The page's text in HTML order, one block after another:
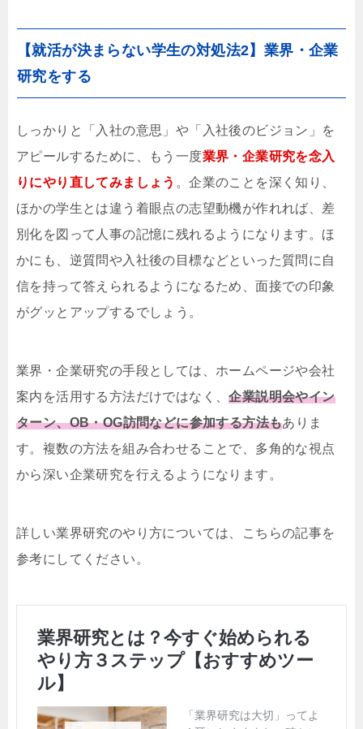
【就活が決まらない学生の対処法2】業界・企業
研究をする
しっかりと「入社の意思」や「入社後のビジョン」を
アピールするために、もう一度業界・企業研究を念入
りにやり直してみましょう 。企業のことを深く知り、
ほかの学生とは違う着眼点の志望動機が作れれば、差
別化を図って人事の記憶に残れるようになります。ほ
かにも、逆質問や入社後の目標などといった質問に自
信を持って答えられるようになるため、面接での印象
がグッとアップするでしょう。
業界・企業研究の手段としては、ホームページや会社
案内を活用する方法だけではなく、企業説明会やイン
ターン、OB・OG訪問などに参加する方法もありま
す。複数の方法を組み合わせることで、多角的な視点
から深い企業研究を行えるようになります。
詳しい業界研究のやり方については、こちらの記事を
参考にしてください。